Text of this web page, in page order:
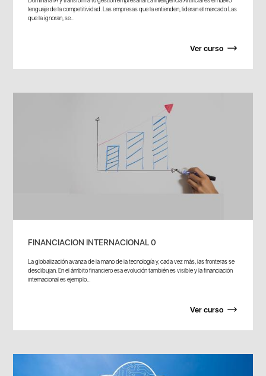
lenguaje de la competitividad. Las empresas que la entienden, lideran el mercado Las
que la ignoran, se...
Ver curso
FINANCIACION INTERNACIONAL 0
La globalización avanza de la mano de la tecnología y, cada vez más, las fronteras se
desdibujan. En el ámbito financiero esa evolución también es visible y la financiación
internacional es ejemplo...
Ver curso